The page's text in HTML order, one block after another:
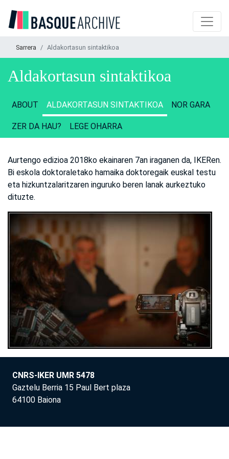
Sarrera Aldakortasun sintaktikoa
Aldakortasun sintaktikoa
ABOUT ALDAKORTASUN SINTAKTIKOA NOR GARA
ZER DA HAU? LEGE OHARRA
Aurtengo edizioa 2018ko ekainaren 7an iraganen da, IKERen.
Bi eskola doktoraletako hamaika doktoregaik euskal testu
eta hizkuntzalaritzaren inguruko beren lanak aurkeztuko
dituzte.
CNRS-IKER UMR 5478
Gaztelu Berria 15 Paul Bert plaza
64100 Baiona